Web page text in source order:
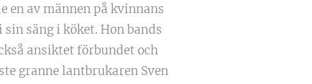
en av männen på kvinnans
säng i köket. Hon bands
ansiktet förbundet och
granne lantbrukaren Sven